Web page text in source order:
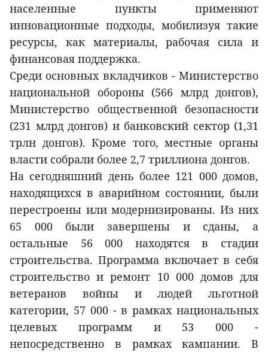
населенные пункты применяют
инновационные подходы, мобилизуя такие
ресурсы, как материалы, рабочая сила и
финансовая поддержка.
Среди основных вкладчиков - Министерство
национальной обороны (566 млрд донгов),
Министерство общественной безопасности
(231 млрд донгов) и банковский сектор (1,31
трлн донгов). Кроме того, местные органы
власти собрали более 2,7 триллиона донгов.
На сегодняшний день более 121 000 домов,
находящихся в аварийном состоянии, были
перестроены или модернизированы. Из них
65 000 были завершены и сданы, а
остальные 56 000 находятся в стадии
строительства. Программа включает в себя
строительство и ремонт 10 000 домов для
ветеранов войны и людей льготной
категории, 57 000 - в рамках национальных
целевых программ и 53 000 -
непосредственно в рамках кампании. В